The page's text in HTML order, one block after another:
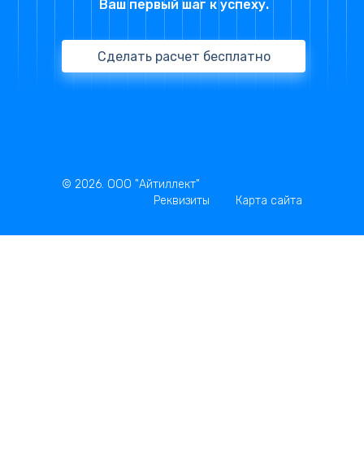
Ваш первый шаг к успеху.
Сделать расчет бесплатно
© 2026. ООО "Айтиллект"
Карта сайта
Реквизиты